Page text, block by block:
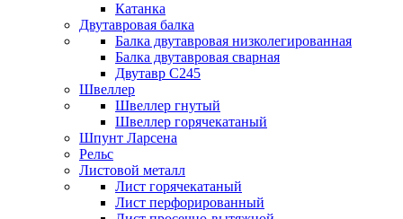
Катанка
Двутавровая балка
Балка двутавровая низколегированная
Балка двутавровая сварная
Двутавр С245
Швеллер
Швеллер гнутый
Швеллер горячекатаный
Шпунт Ларсена
Рельс
Листовой металл
Лист горячекатаный
Лист перфорированный